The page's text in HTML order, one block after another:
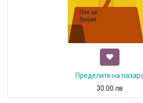
Пределите на
30.00 лв